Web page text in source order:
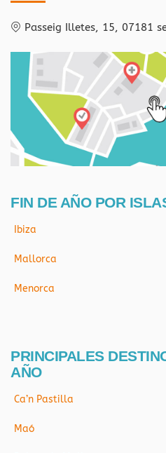
Passeig Illetes, 15, 07181
FIN DE AÑO POR
Ibiza
Mallorca
Menorca
PRINCIPALES
AÑO
Ca’n Pastilla
Maó